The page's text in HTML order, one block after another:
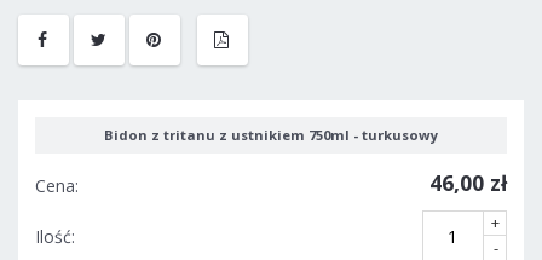
Bidon z tritanu z ustnikiem 750ml - turkusowy
Cena: 46,00 zł
Ilość:
+
-